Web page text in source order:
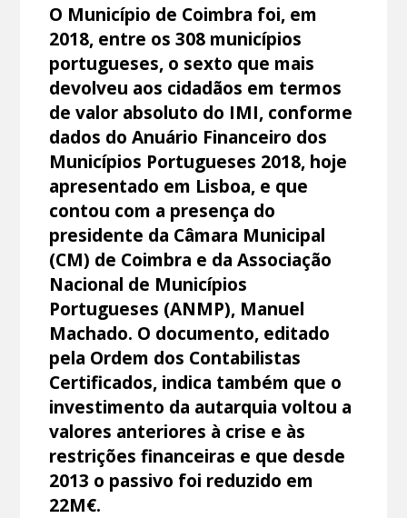
O Município de Coimbra foi, em
2018, entre os 308 municípios
portugueses, o sexto que mais
devolveu aos cidadãos em termos
de valor absoluto do IMI, conforme
dados do Anuário Financeiro dos
Municípios Portugueses 2018, hoje
apresentado em Lisboa, e que
contou com a presença do
presidente da Câmara Municipal
(CM) de Coimbra e da Associação
Nacional de Municípios
Portugueses (ANMP), Manuel
Machado. O documento, editado
pela Ordem dos Contabilistas
Certificados, indica também que o
investimento da autarquia voltou a
valores anteriores à crise e às
restrições financeiras e que desde
2013 o passivo foi reduzido em
22M€.